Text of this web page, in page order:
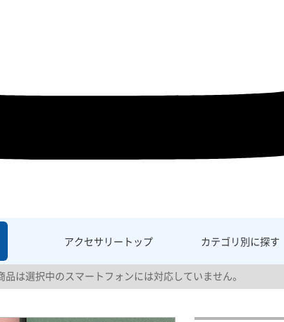
アクセサリー トップ カテゴリ別に探す
品は選択中のスマートフォンには対応していません。